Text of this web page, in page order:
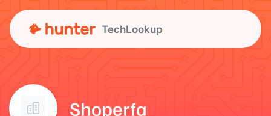
TechLookup
Shoperfa